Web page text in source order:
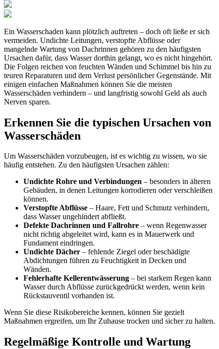
Ein Wasserschaden kann plötzlich auftreten – doch oft ließe er sich
vermeiden. Undichte Leitungen, verstopfte Abflüsse oder
mangelnde Wartung von Dachrinnen gehören zu den häufigsten
Ursachen dafür, dass Wasser dorthin gelangt, wo es nicht hingehört.
Die Folgen reichen von feuchten Wänden und Schimmel bis hin zu
teuren Reparaturen und dem Verlust persönlicher Gegenstände. Mit
einigen einfachen Maßnahmen können Sie die meisten
Wasserschäden verhindern – und langfristig sowohl Geld als auch
Nerven sparen.
Erkennen Sie die typischen Ursachen von
Wasserschäden
Um Wasserschäden vorzubeugen, ist es wichtig zu wissen, wo sie
häufig entstehen. Zu den häufigsten Ursachen zählen:
Undichte Rohre und Verbindungen – besonders in älteren
Gebäuden, in denen Leitungen korrodieren oder verschleißen
können.
Verstopfte Abflüsse – Haare, Fett und Schmutz verhindern,
dass Wasser ungehindert abfließt.
Defekte Dachrinnen und Fallrohre – wenn Regenwasser
nicht richtig abgeleitet wird, kann es in Mauerwerk und
Fundament eindringen.
Undichte Dächer – fehlende Ziegel oder beschädigte
Abdichtungen führen zu Feuchtigkeit in Decken und
Wänden.
Fehlerhafte Kellerentwässerung – bei starkem Regen kann
Wasser durch Abflüsse zurückgedrückt werden, wenn kein
Rückstauventil vorhanden ist.
Wenn Sie diese Risikobereiche kennen, können Sie gezielt
Maßnahmen ergreifen, um Ihr Zuhause trocken und sicher zu halten.
Regelmäßige Kontrolle und Wartung